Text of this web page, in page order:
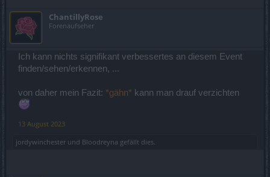
ChantillyRose
Forenaufseher
Ich kann nichts signifikant verbessertes an diesem Event
finden/sehen/erkennen, ...
von daher mein Fazit: *gähn* kann man drauf verzichten
13 August 2023
jordywinchester und Bloodreyna gefällt dies.